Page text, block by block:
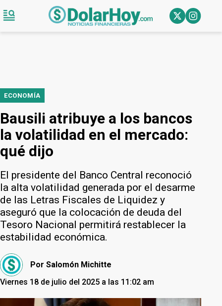
ECONOMÍA
Bausili atribuye a los bancos
la volatilidad en el mercado:
qué dijo
El presidente del Banco Central reconoció
la alta volatilidad generada por el desarme
de las Letras Fiscales de Liquidez y
aseguró que la colocación de deuda del
Tesoro Nacional permitirá restablecer la
estabilidad económica.
Por Salomón Michitte
Viernes 18 de julio del 2025 a las 11:02 am